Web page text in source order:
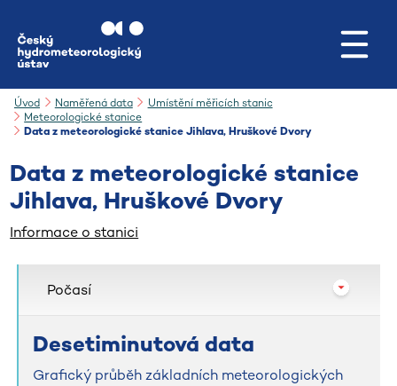
Úvod Naměřená data
Umístění měřicích stanic
Meteorologické stanice
Data z meteorologické stanice Jihlava, Hruškové Dvory
Data z meteorologické stanice
Jihlava, Hruškové Dvory
Informace o stanici
Počasí
Desetiminutová data
Grafický průběh základních meteorologických